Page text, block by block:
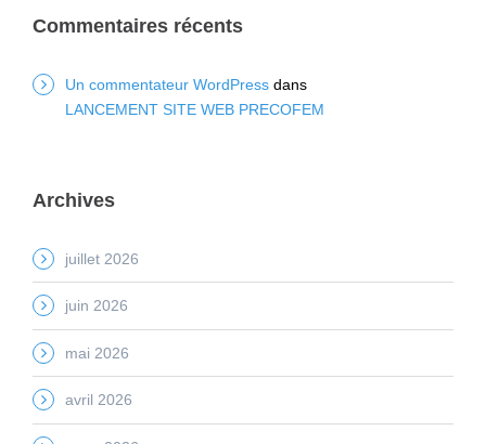
Commentaires récents
Un commentateur WordPress dans
LANCEMENT SITE WEB PRECOFEM
Archives
juillet 2026
juin 2026
mai 2026
avril 2026